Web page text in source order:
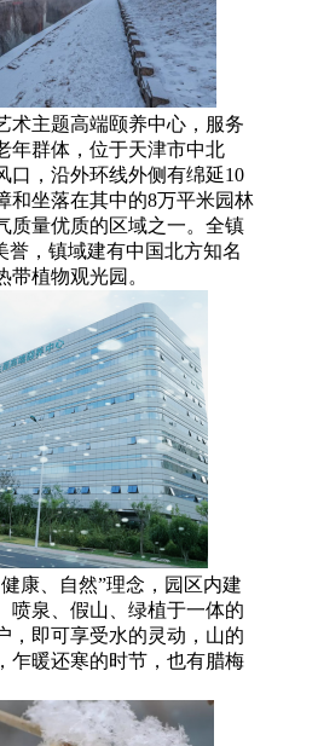
术主题高端颐养中心，服务
年群体，位于天津市中北
口，沿外环线外侧有绵延10
和坐落在其中的8万平米园林
质量优质的区域之一。全镇
誉，镇域建有中国北方知名
带植物观光园。
康、自然”理念，园区内建
喷泉、假山、绿植于一体的
，即可享受水的灵动，山的
乍暖还寒的时节，也有腊梅